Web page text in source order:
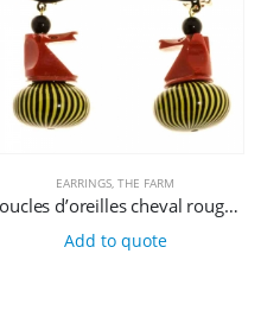
EARRINGS,THE FARM
Boucles d’oreilles cheval rouge et jaune
Add to quote